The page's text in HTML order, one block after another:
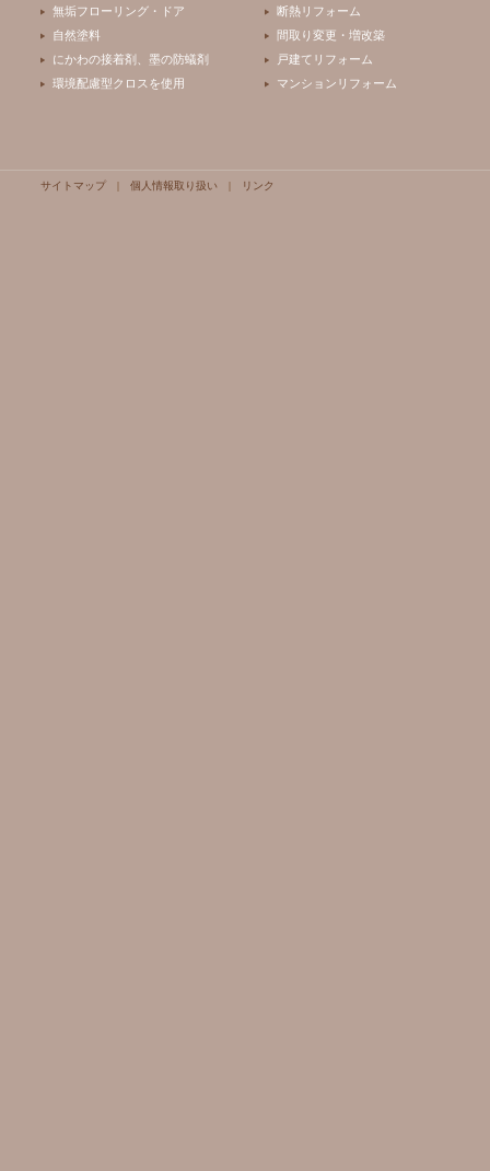
無垢フローリング・ドア
自然塗料
にかわの接着剤、墨の防蟻剤
環境配慮型クロスを使用
断熱リフォーム
間取り変更・増改築
戸建てリフォーム
マンションリフォーム
サイトマップ| 個人情報取り扱い | リンク